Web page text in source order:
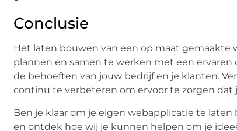
Conclusie
Het laten bouwen van een op maat gemaakte
plannen en samen te werken met een
de behoeften van jouw bedrijf en je klanten.
continu te verbeteren om ervoor te zorgen
Ben je klaar om je eigen webapplicatie te
en ontdek hoe wij je kunnen helpen om je